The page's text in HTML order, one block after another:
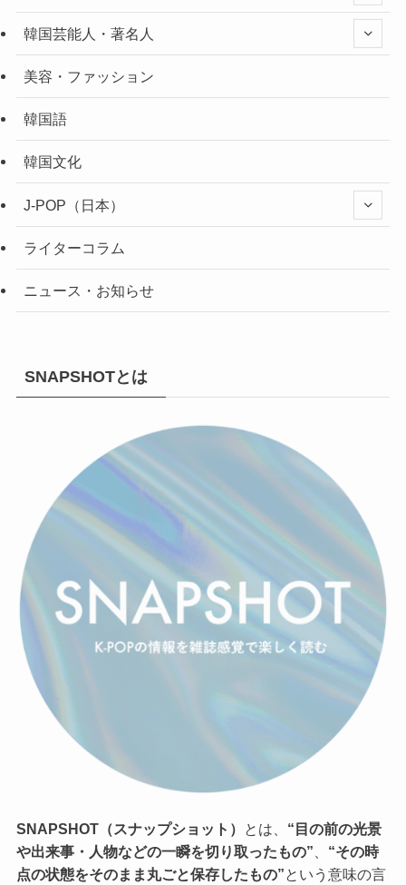
韓国芸能人・著名人
美容・ファッション
韓国語
韓国文化
J-POP（日本）
ライターコラム
ニュース・お知らせ
SNAPSHOTとは
SNAPSHOT（スナップショット） とは、 “目の前の光景
や出来事・人物などの一瞬を切り取ったもの”
“その時
点の状態をそのまま丸ごと保存したもの” という意味の言